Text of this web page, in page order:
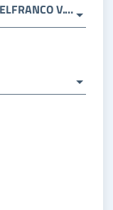
ISTITUTO COMPRENSIVO - IC CASTELFRANCO V.TO 2